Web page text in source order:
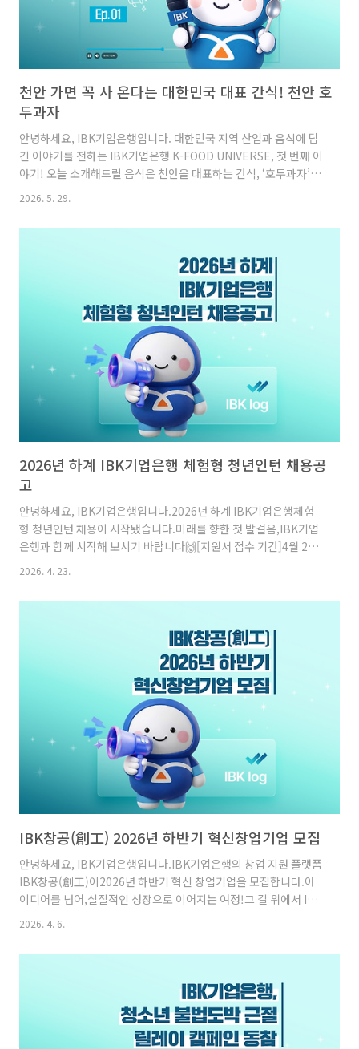
천안 가면 꼭 사 온다는 대한민국 대표 간식! 천안 호
두과자
안녕하세요, IBK기업은행입니다. 대한민국 지역 산업과 음식에 담
긴 이야기를 전하는 IBK기업은행 K-FOOD UNIVERSE, 첫 번째 이
야기! 오늘 소개해드릴 음식은 천안을 대표하는 간식, ‘호두과자’입
니다.호두과자는 오랜 시간 천안을 대표하는 간식으로 많은 사람들
집으로 돌아갈 때는 양손 가득 들고 가게 되는 대표 기념품이기도
만들어질까요? 오늘은 천안의 대표 호두과자 브랜드인 ‘학화호도과
자’ 공장을 방문해 그 달콤한 맛이 만들어지는 현장을 함께 살펴보
겠습니다.1. 팥 끓이기 호도과자의 주재료인 팥을 뭉근하게 끓이는
공정이에요.이 과정에서 사용되는 깨끗한 물은 학화호..
2026. 5. 29.
2026년 하계 IBK기업은행 체험형 청년인턴 채용공
고
안녕하세요, IBK기업은행입니다.2026년 하계 IBK기업은행체험
형 청년인턴 채용이 시작됐습니다.미래를 향한 첫 발걸음,IBK기업
은행과 함께 시작해 보시기 바랍니다🙌[지원서 접수 기간]4월 23
일(목) ~ 5월 13일(수) 14시2026 하계 IBK기업은행 체험형 청년
330명서울·수도권: 240명영남권(부산·울산·경남·대구·경북):
(광주·전남·전북·제주): 20명✓ 디지털/IT 50명​※ 분야별 복수지
원 불가하며, 복수지원 시 모두 불합격 처리​※ 금융일반 채용분야는
최종학교 소재지와 무관(ex. 서울소재 대학교 재학 중이며, 부산지
역 거주 중→’금융일반 영남권’등 지원 가능..
2026. 4. 23.
IBK창공(創工) 2026년 하반기 혁신창업기업 모집
안녕하세요, IBK기업은행입니다.IBK기업은행의 창업 지원 플랫폼
IBK창공(創工)이2026년 하반기 혁신 창업기업을 모집합니다.아
이디어를 넘어,실질적인 성장으로 이어지는 여정!그 길 위에서 IBK
요!IBK창공(創工) 모집 내용,지금부터 자세히 살펴볼까요?IBK창
은 ‘창공(創工)을 통해창공(蒼空)으로 비상하라’라는 의미를 가
진‘창업(創業) 공장(工場)’의 줄임말로IBK기업은행의 창업기업 지
원 플랫폼입니다. 선발기업에 대한 주요 지원내용을확인해 보겠습
니다![투자 및 융자]✓ IBK 금융그룹 투자 검토✓ 국내 Demo-Da..
2026. 4. 6.